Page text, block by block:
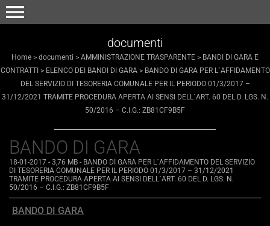
menu
documenti
Home > documenti > AMMINISTRAZIONE TRASPARENTE > BANDI DI GARA E
CONTRATTI > ELENCO DEI BANDI DI GARA> BANDO DI GARA PER L´AFFIDAMENTO
DEL SERVIZIO DI TESORERIA COMUNALE PER IL PERIODO 01/3/2017 –
31/12/2021 TRAMITE PROCEDURA APERTA AI SENSI DELL´ART. 60 DEL D. LGS. N.
50/2016 – C.I.G.: ZB81CF9B5F
BANDO DI GARA
18-01-2017 - 3,76 MB - BANDO DI GARA PER L´AFFIDAMENTO DEL SERVIZIO
DI TESORERIA COMUNALE PER IL PERIODO 01/3/2017 – 31/12/2021
TRAMITE PROCEDURA APERTA AI SENSI DELL´ART. 60 DEL D. LGS. N.
50/2016 – C.I.G.: ZB81CF9B5F
BANDO DI GARA